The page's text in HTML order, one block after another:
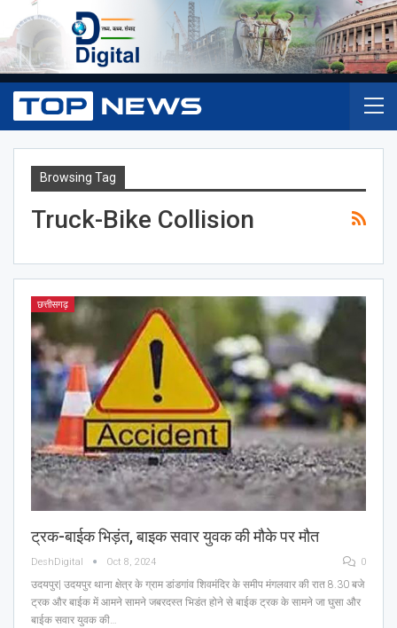
Browsing Tag
Truck-Bike Collision
छत्तीसगढ़
ट्रक-बाईक भिड़ंत, बाइक सवार युवक की मौके पर मौत
DeshDigital Oct 8, 2024 0
उदयपुर| उदयपुर थाना क्षेत्र के ग्राम डांडगांव शिवमंदिर के समीप मंगलवार की रात 8.30 बजे
ट्रक और बाईक में आमने सामने जबरदस्त भिडंत होने से बाईक ट्रक के सामने जा घुसा और
बाईक सवार युवक की…